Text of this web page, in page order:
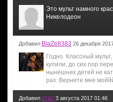
Это мульт намного
Никелодеон
Добавил BlaZe8383 26 декабря
Годно. Классный
купили, до сих пор
нынешних детей не
раз. Верните мне
Добавил cтас 3 августа 2017 01:46